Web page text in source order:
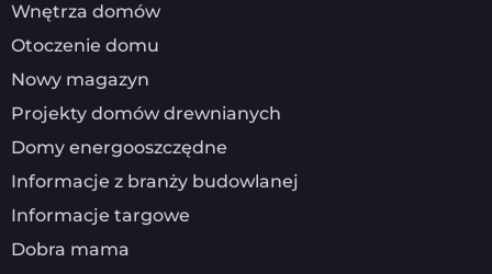
Wnętrza domów
Otoczenie domu
Nowy magazyn
Projekty domów drewnianych
Domy energooszczędne
Informacje z branży budowlanej
Informacje targowe
Dobra mama